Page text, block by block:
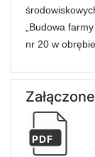
„Budowa
nr 20 w
PDF